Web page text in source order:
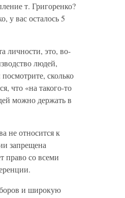
т. Григоренко?
у вас осталось 5
личности, это, во-
людей,
сколько
что «на такого-то
можно держать в
не относится к
запрещена
право со всеми
и широкую